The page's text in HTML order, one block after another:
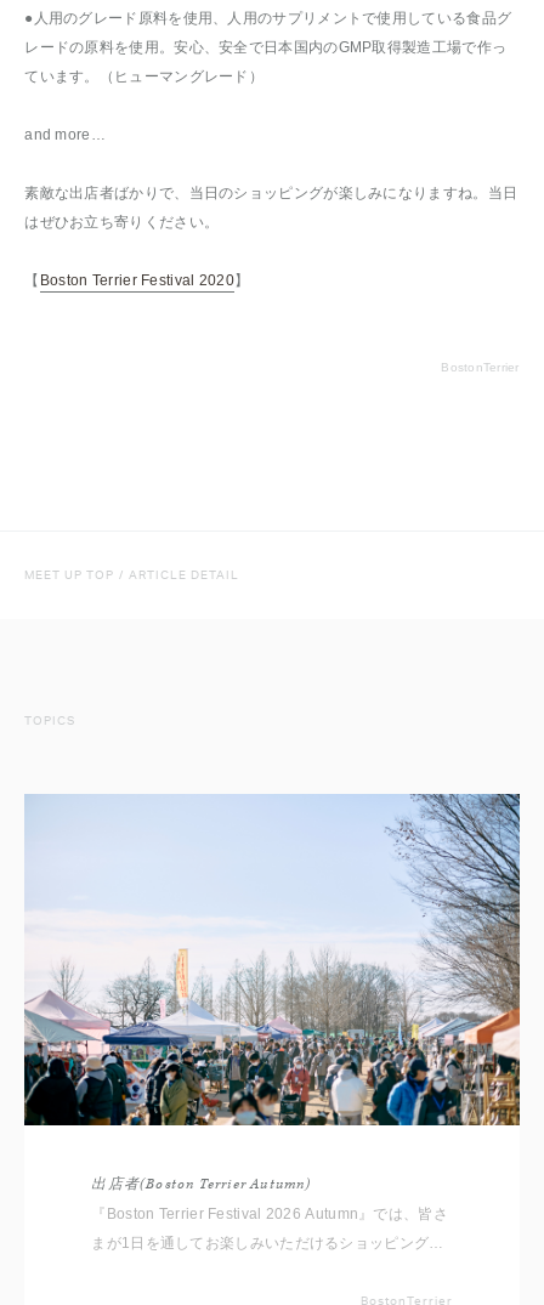
●人用のグレード原料を使用、人用のサプリメントで使用している食品グ
レードの原料を使用。安心、安全で日本国内のGMP取得製造工場で作っ
ています。（ヒューマングレード）
and more…
素敵な出店者ばかりで、当日のショッピングが楽しみになりますね。当日
はぜひお立ち寄りください。
【 Boston Terrier Festival 2020】
BostonTerrier
MEET UP TOP / ARTICLE DETAIL
TOPICS
出店者(Boston Terrier Autumn)
『Boston Terrier Festival 2026 Autumn』では、皆さ
まが1日を通してお楽しみいただけるショッピングエ
共に出店者をご紹介いたしますので事前にチェックし
BostonTerrier